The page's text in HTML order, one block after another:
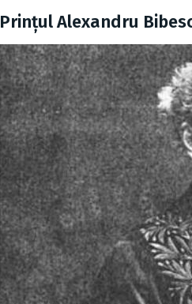
Prinţul Alexandru